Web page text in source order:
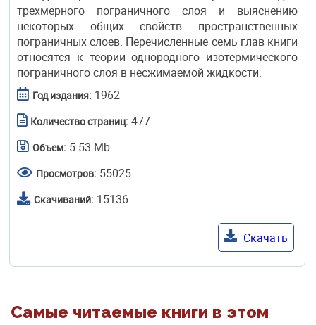
трехмерного пограничного слоя и выяснению
некоторых общих свойств пространственных
пограничных слоев. Перечисленные семь глав книги
относятся к теории однородного изо­термического
пограничного слоя в несжимаемой жидкости.
Год издания: 1962
Количество страниц: 477
Объем: 5.53 Mb
Просмотров: 55025
Скачиваний: 15136
Скачать
Самые читаемые книги в этом